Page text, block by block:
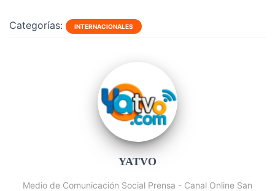
Categorías: INTERNACIONALES
YATVO
Medio de Comunicación Social Prensa - Canal Online San